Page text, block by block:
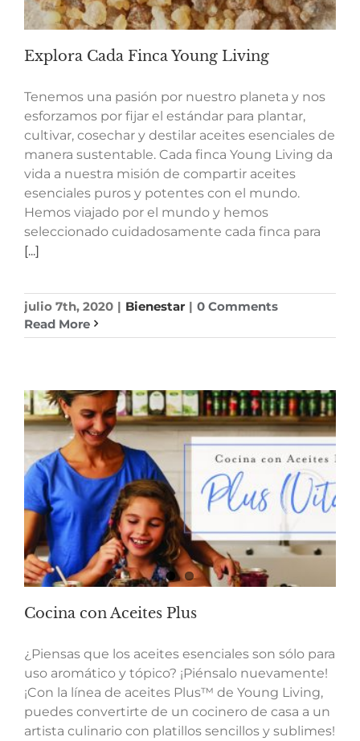
Explora Cada Finca Young Living
Tenemos una pasión por nuestro planeta y nos
esforzamos por fijar el estándar para plantar,
cultivar, cosechar y destilar aceites esenciales de
manera sustentable. Cada finca Young Living da
vida a nuestra misión de compartir aceites
esenciales puros y potentes con el mundo.
Hemos viajado por el mundo y hemos
seleccionado cuidadosamente cada finca para
[...]
julio 7th, 2020 | Bienestar | 0 Comments
Read More
Cocina con Aceites Plus
¿Piensas que los aceites esenciales son sólo para
uso aromático y tópico? ¡Piénsalo nuevamente!
¡Con la línea de aceites Plus™ de Young Living,
puedes convertirte de un cocinero de casa a un
artista culinario con platillos sencillos y sublimes!